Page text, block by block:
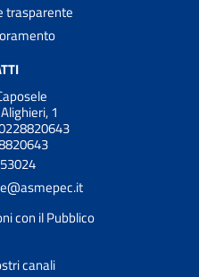
trasparente
1
con il Pubblico
canali